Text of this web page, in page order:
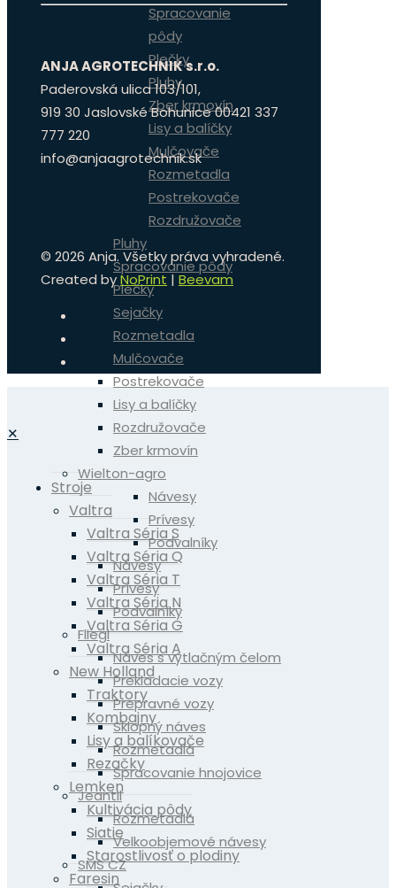
Spracovanie
pôdy
Plečky
Pluhy
Zber krmovín
Lisy a balíčky
Mulčovače
Rozmetadla
Postrekovače
Rozdružovače
Pluhy
Spracovanie pôdy
Plečky
Sejačky
Rozmetadla
Mulčovače
Postrekovače
Lisy a balíčky
Rozdružovače
Zber krmovín
Wielton-agro
Návesy
Prívesy
Podvalníky
Návesy
Prívesy
Podvalníky
Fliegl
Náves s výtlačným čelom
Prekladacie vozy
Prepravné vozy
Sklopný náves
Rozmetadlá
Spracovanie hnojovice
Jeantil
Rozmetadlá
Velkoobjemové návesy
SMS CZ
ANJA AGROTECHNIK s.r.o.
Paderovská ulica 103/101,
919 30 Jaslovské Bohunice 00421 337
777 220
info@anjaagrotechnik.sk
© 2026 Anja. Všetky práva vyhradené.
Created byNoPrint | Beevam
✕
Stroje
Valtra
Valtra Séria S
Valtra Séria Q
Valtra Séria T
Valtra Séria N
Valtra Séria G
Valtra Séria A
New Holland
Traktory
Kombajny
Lisy a balíkovače
Rezačky
Lemken
Kultivácia pôdy
Siatie
Starostlivosť o plodiny
Faresin